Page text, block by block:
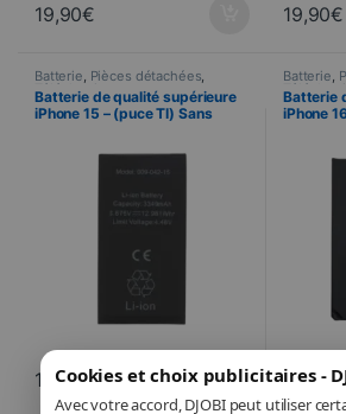
Cookies et choix publicitaires -
Avec votre accord, DJOBI peut utiliser
19,90€ 19,90€
Batterie Pièces détachées
Téléphonie
Batterie de qualité supérieure
iPhone 15 – (puce TI) Sans
19,90€
Batterie
Batterie
iPhone
21,90 €